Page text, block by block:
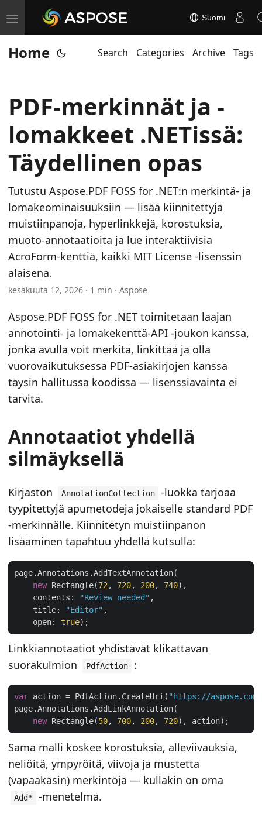
T
o
g
e
n
a
n
Suomi
Home Search Categories Archive Tags
PDF-merkinnät ja -
lomakkeet .NETissä:
Täydellinen opas
Tutustu Aspose.PDF FOSS for .NET:n merkintä- ja
lomakeominaisuuksiin — lisää kiinnitettyjä
muistiinpanoja, hyperlinkkejä, korostuksia,
muoto-annotaatioita ja lue interaktiivisia
AcroForm-kenttiä, kaikki MIT License -lisenssin
alaisena.
kesäkuuta 12, 2026 · 1 min · Aspose
Aspose.PDF FOSS for .NET toimitetaan laajan
annotointi- ja lomakekenttä-API -joukon kanssa,
jonka avulla voit merkitä, linkittää ja olla
vuorovaikutuksessa PDF-asiakirjojen kanssa
täysin hallitussa koodissa — lisenssiavainta ei
tarvita.
Annotaatiot yhdellä
silmäyksellä
Kirjaston AnnotationCollection
-luokka tarjoaa
tyypitettyjä apumetodeja jokaiselle standard PDF
-merkinnälle. Kiinnitetyn muistiinpanon
lisääminen tapahtuu yhdellä kutsulla:
new Rectangle(72 , 720, 200, 740
    contents:
"Review needed"
    title:
"Editor"
    open:
true
Linkkiannotaatiot yhdistävät klikattavan
suorakulmion
PdfAction :
var action = PdfAction.CreateUri( "https://aspose.com"
new Rectangle(50, 700, 200, 720
Sama malli koskee korostuksia, alleviivauksia,
neliöitä, ympyröitä, viivoja ja mustetta
(vapaakäsin) merkintöjä — kullakin on oma
Add* -menetelmä.